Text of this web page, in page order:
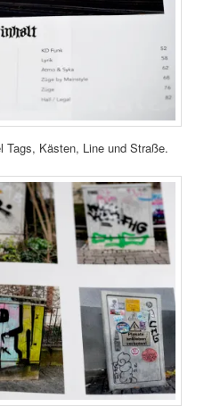
Tags, Kästen, Line und Straße.